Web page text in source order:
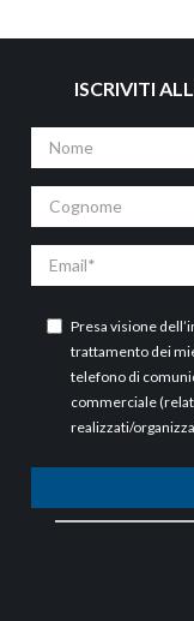
ISCRIVITI
Nome
Cognome
Email
Presa visione dell’
trattamento dei
telefono di
commerciale
realizzati/